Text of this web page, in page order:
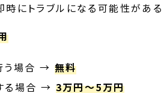
にトラブルになる可能性がある
う場合 → 無料
る場合 → 3万円〜5万円